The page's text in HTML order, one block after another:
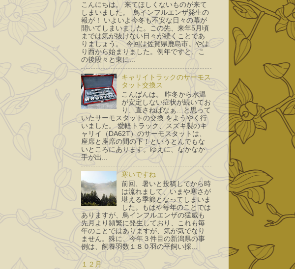
こんにちは。 来てほしくないものが来て
しまいました。 鳥インフルエンザ発生の
報が！ いよいよ今冬も不安な日々の幕が
開いてしまいました。この先、来年5月頃
までは気が抜けない日々が続くことであ
りましょう。 今回は佐賀県鹿島市。やは
り西から始まりました。例年ですと、こ
の後段々と東に...
キャリイトラックのサーモス
タット交換ス
こんばんは。 昨冬から水温
が安定しない症状が続いてお
り、直さねばなぁ…と思って
いたサーモスタットの交換 をようやく行
いました。 愛軽トラック、スズキ製のキ
ャリイ（DA62T）のサーモスタットは、
座席と座席の間の下！というとんでもな
いところにあります。ゆえに、なかなか
手が出...
寒いですね
前回、暑いと投稿してから時
は流れまして、いまや寒さが
堪える季節となってしまいま
した。もはや毎年のことでは
ありますが、鳥インフルエンザの猛威も
先月より頻繁に発生しており、これも毎
年のことではありますが、気が気でなり
ません。殊に、今年３件目の新潟県の事
例は、飼養羽数１８０羽の平飼い採...
１２月